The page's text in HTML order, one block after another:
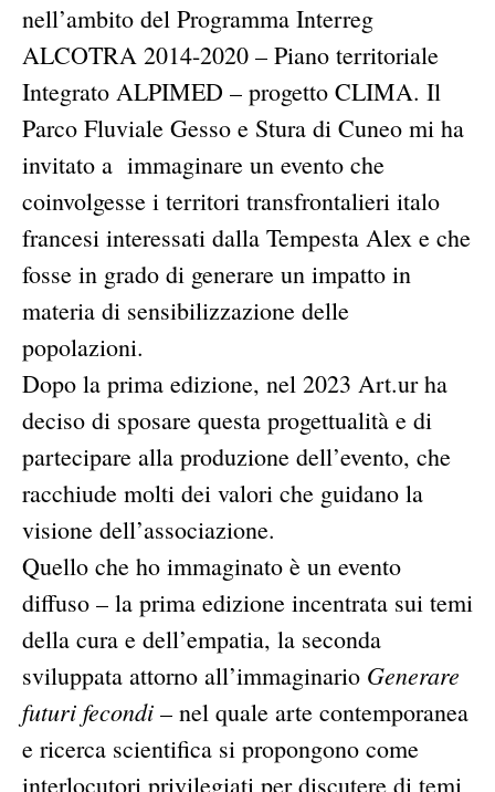
nell’ambito del Programma Interreg
ALCOTRA 2014-2020 – Piano territoriale
Integrato ALPIMED – progetto CLIMA. Il
Parco Fluviale Gesso e Stura di Cuneo mi ha
invitato a immaginare un evento che
coinvolgesse i territori transfrontalieri italo
francesi interessati dalla Tempesta Alex e che
fosse in grado di generare un impatto in
materia di sensibilizzazione delle
popolazioni.
Dopo la prima edizione, nel 2023 Art.ur ha
deciso di sposare questa progettualità e di
partecipare alla produzione dell’evento, che
racchiude molti dei valori che guidano la
visione dell’associazione.
Quello che ho immaginato è un evento
diffuso – la prima edizione incentrata sui temi
della cura e dell’empatia, la seconda
sviluppata attorno all’immaginario Generare
futuri fecondi – nel quale arte contemporanea
e ricerca scientifica si propongono come
interlocutori privilegiati per discutere di temi